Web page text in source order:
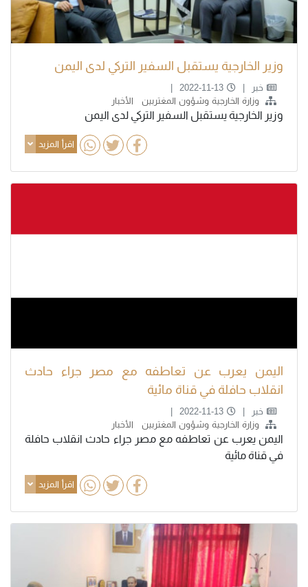
وزير الخارجية يستقبل السفير التركي لدى اليمن
خبر
2022-11-13
وزارة الخارجية وشؤون المغتربين
الأخبار
وزير الخارجية يستقبل السفير التركي لدى اليمن
اقرأ المزيد
اليمن يعرب عن تعاطفه مع مصر جراء حادث
انقلاب حافلة في قناة مائية
خبر
2022-11-13
وزارة الخارجية وشؤون المغتربين
الأخبار
اليمن يعرب عن تعاطفه مع مصر جراء حادث انقلاب حافلة
في قناة مائية
اقرأ المزيد